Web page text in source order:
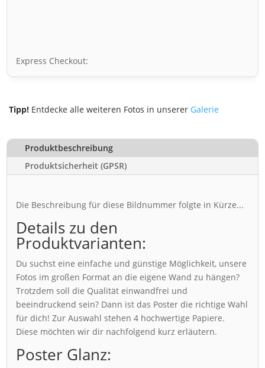
Express Checkout:
Tipp! Entdecke alle weiteren Fotos in unserer Galerie
Produktbeschreibung
Produktsicherheit (GPSR)
Die Beschreibung für diese Bildnummer folgte in Kürze...
Details zu den
Produktvarianten:
Du suchst eine einfache und günstige Möglichkeit, unsere
Fotos im großen Format an die eigene Wand zu hängen?
Trotzdem soll die Qualität einwandfrei und
beeindruckend sein? Dann ist das Poster die richtige Wahl
für dich! Zur Auswahl stehen 4 hochwertige Papiere.
Diese möchten wir dir nachfolgend kurz erläutern.
Poster Glanz: